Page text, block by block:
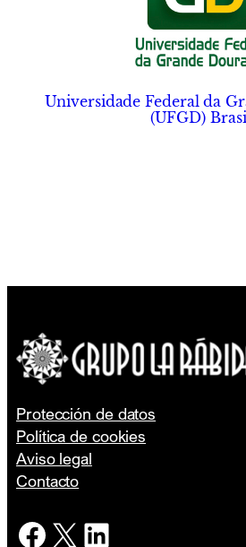
Universidade Federal da
(UFGD)
Protección de datos
Política de cookies
Aviso legal
Contacto
Facebook
X LinkedIn